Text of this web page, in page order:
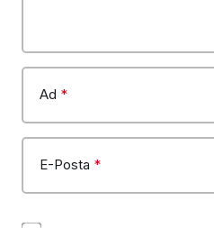
Ad *
E-Posta *